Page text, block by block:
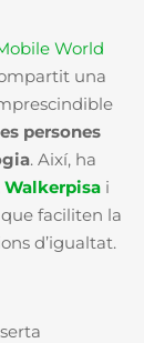
World
una
persones
. Així, ha
Walkerpisa i
faciliten la
d’igualtat.